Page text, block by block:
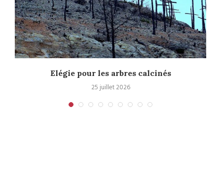
Elégie pour les arbres calcinés
25 juillet 2026